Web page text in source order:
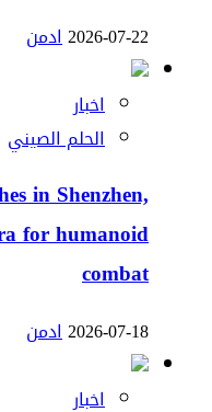
2026-07-22ادمن
اخبار
الحلم الصيني
in Shenzhen,
for humanoid
combat
2026-07-18ادمن
اخبار